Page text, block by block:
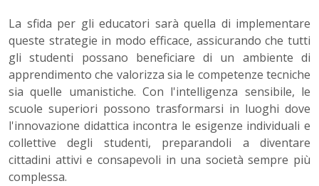
La sfida per gli educatori sarà quella di implementare
queste strategie in modo efficace, assicurando che tutti
gli studenti possano beneficiare di un ambiente di
apprendimento che valorizza sia le competenze tecniche
sia quelle umanistiche. Con l'intelligenza sensibile, le
scuole superiori possono trasformarsi in luoghi dove
l'innovazione didattica incontra le esigenze individuali e
collettive degli studenti, preparandoli a diventare
cittadini attivi e consapevoli in una società sempre più
complessa.